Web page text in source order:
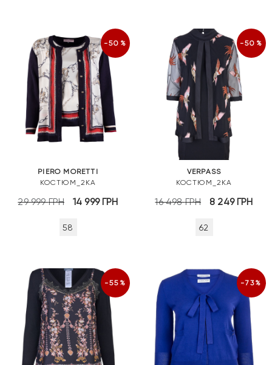
-50%
PIERO MORETTI
КОСТЮМ_2КА
29 999ГРН
Оригінальна
29
14 999 ГРН
Поточна
58
-50%
VERPASS
КОСТЮМ_2КА
16 498ГРН
Оригінальна
16
8 249 ГРН
62
-55% -73%